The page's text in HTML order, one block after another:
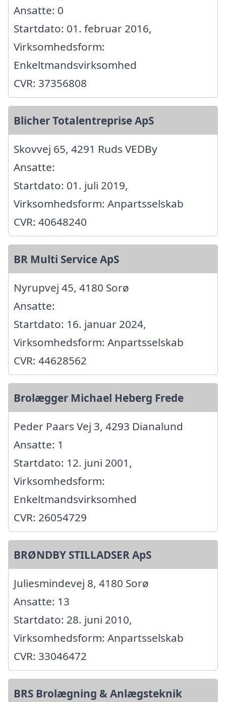
Ansatte: 0
Startdato: 01. februar 2016,
Virksomhedsform:
Enkeltmandsvirksomhed
CVR: 37356808
Blicher Totalentreprise ApS
Skovvej 65, 4291 Ruds VEDBy
Ansatte:
Startdato: 01. juli 2019,
Virksomhedsform: Anpartsselskab
CVR: 40648240
BR Multi Service ApS
Nyrupvej 45, 4180 Sorø
Ansatte:
Startdato: 16. januar 2024,
Virksomhedsform: Anpartsselskab
CVR: 44628562
Brolægger Michael Heberg Frede
Peder Paars Vej 3, 4293 Dianalund
Ansatte: 1
Startdato: 12. juni 2001,
Virksomhedsform:
Enkeltmandsvirksomhed
CVR: 26054729
BRØNDBY STILLADSER ApS
Juliesmindevej 8, 4180 Sorø
Ansatte: 13
Startdato: 28. juni 2010,
Virksomhedsform: Anpartsselskab
CVR: 33046472
BRS Brolægning & Anlægsteknik